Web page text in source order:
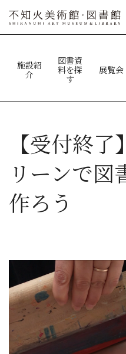
施設紹
介
図書資
料を探
す
展覧会
【受付終
リーンで図
作ろう